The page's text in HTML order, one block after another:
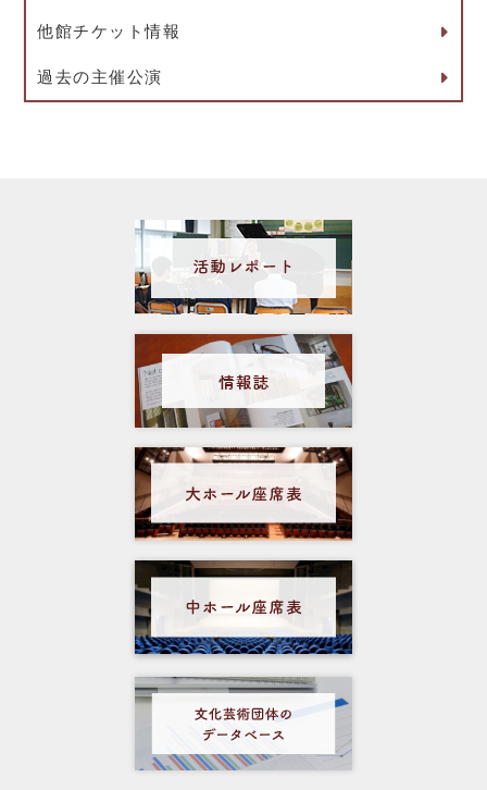
他館チケット情報
過去の主催公演